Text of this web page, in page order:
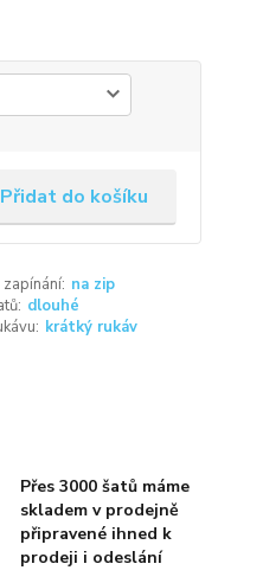
Přidat do košíku
na zip
dlouhé
krátký rukáv
Přes 3000 šatů máme
skladem v prodejně
připravené ihned k
prodeji i odeslání